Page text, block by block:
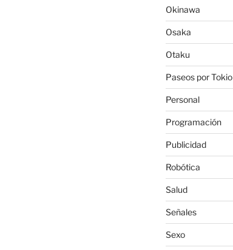
Okinawa
Osaka
Otaku
Paseos por Tokio
Personal
Programación
Publicidad
Robótica
Salud
Señales
Sexo